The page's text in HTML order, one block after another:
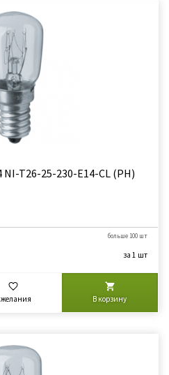
NI-T26-25-230-E14-CL (РН)
больше 100 шт
за 1 шт
желания В корзину